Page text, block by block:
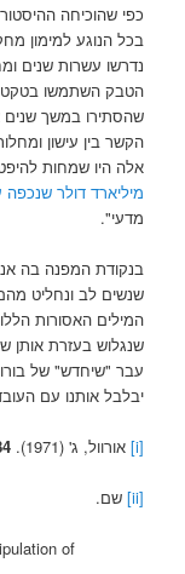
כפי שהוכיחה
בכל הנוגע למימון
נדרשו עשרות שנים
הטבק השתמשו
שהסתירו במשך שנים
הקשר בין עישון
אלה היו שמחות
מיליארד דולר
מדעי".
שנשים לב ונחליט
המילים האסורות
שנגלוש בעזרת אותן
עבר "שיחדש" של
יבלבל אותנו עם
[i] אורוול, ג' (1971).
[ii] שם.
of